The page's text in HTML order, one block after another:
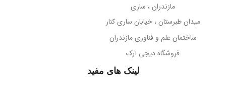
مازندران ، ساری
میدان طبرستان ، خیابان ساری کنار
ساختمان علم و فناوری مازندران
فروشگاه دیجی آرک
لینک های مفید